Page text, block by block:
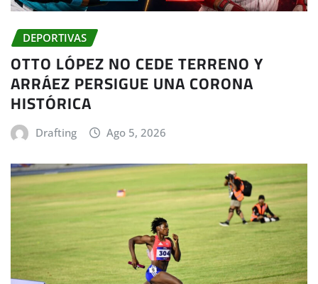
DEPORTIVAS
OTTO LÓPEZ NO CEDE TERRENO Y
ARRÁEZ PERSIGUE UNA CORONA
HISTÓRICA
Drafting Ago 5, 2026